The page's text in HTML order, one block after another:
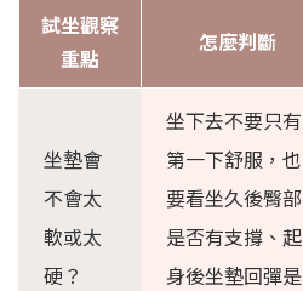
試坐觀察
重點
怎麼判斷
坐墊會
不會太
軟或太
硬？
坐下去不要只有
第一下舒服，也
要看坐久後臀部
是否有支撐、起
身後坐墊回彈是